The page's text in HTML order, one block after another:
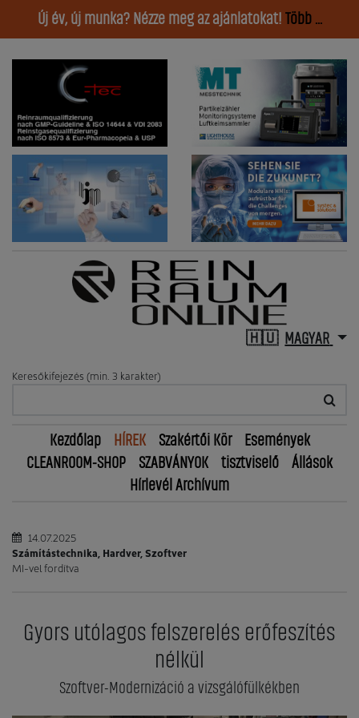
Új év, új munka? Nézze meg az ajánlatokat! Több ...
MAGYAR
Keresőkifejezés (min. 3 karakter)
Kezdőlap HÍREK Szakértői Kör
Események
CLEANROOM-SHOP
SZABVÁNYOK tisztviselő
Állások
Hírlevél Archívum
14.07.2025
Számítástechnika, Hardver, Szoftver
MI-vel fordítva
Gyors utólagos felszerelés erőfeszítés
nélkül
Szoftver-Modernizáció a vizsgálófülkékben